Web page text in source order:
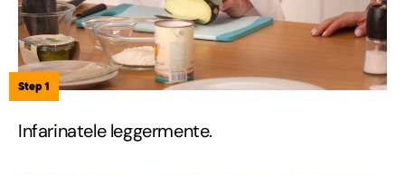
Step 1
Infarinatele leggermente.